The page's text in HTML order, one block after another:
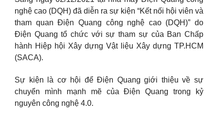
nghệ cao (DQH) đã diễn ra sự kiện “Kết nối hội viên và
tham quan Điện Quang công nghệ cao (DQH)” do
Điện Quang tổ chức với sự tham sự của Ban Chấp
hành Hiệp hội Xây dựng Vật liệu Xây dựng TP.HCM
(SACA).
Sự kiện là cơ hội để Điện Quang giới thiệu về sự
chuyển mình mạnh mẽ của Điện Quang trong kỷ
nguyên công nghệ 4.0.